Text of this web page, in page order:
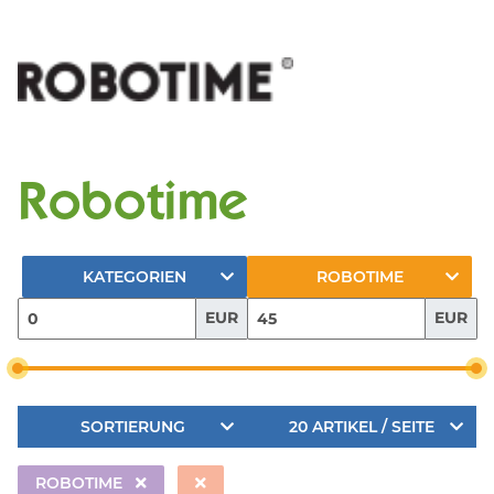
Robotime
KATEGORIEN ROBOTIME
EUR EUR
SORTIERUNG 20 ARTIKEL / SEITE
ROBOTIME